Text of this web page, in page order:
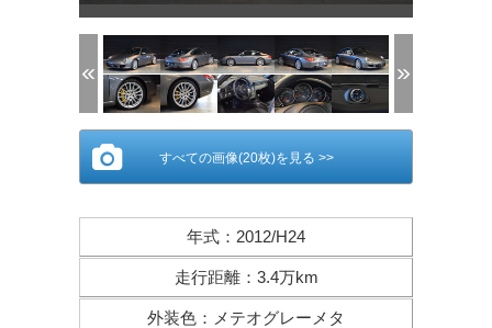
すべての画像(20枚)を見る >>
年式 ： 2012/H24
走行距離： 3.4万km
外装色 ： メテオグレーメタ